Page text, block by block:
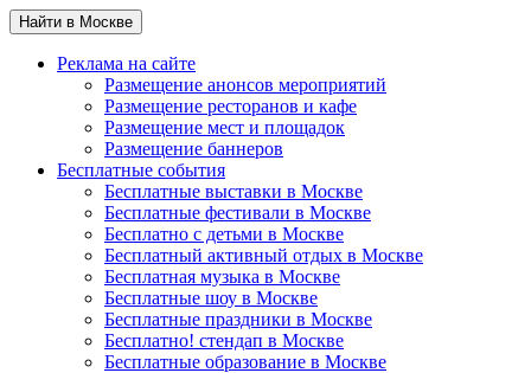
Найти в Москве
Реклама на сайте
Размещение анонсов мероприятий
Размещение ресторанов и кафе
Размещение мест и площадок
Размещение баннеров
Бесплатные события
Бесплатные выставки в Москве
Бесплатные фестивали в Москве
Бесплатно с детьми в Москве
Бесплатный активный отдых в Москве
Бесплатная музыка в Москве
Бесплатные шоу в Москве
Бесплатные праздники в Москве
Бесплатно! стендап в Москве
Бесплатные образование в Москве